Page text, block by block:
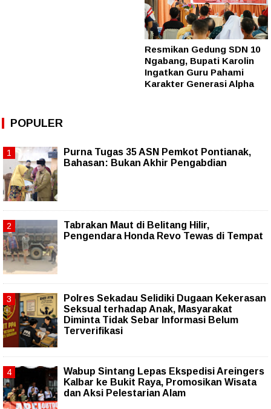
Resmikan Gedung SDN 10
Ngabang, Bupati Karolin
Ingatkan Guru Pahami
Karakter Generasi Alpha
POPULER
Purna Tugas 35 ASN Pemkot Pontianak,
Bahasan: Bukan Akhir Pengabdian
Tabrakan Maut di Belitang Hilir,
Pengendara Honda Revo Tewas di Tempat
Polres Sekadau Selidiki Dugaan Kekerasan
Seksual terhadap Anak, Masyarakat
Diminta Tidak Sebar Informasi Belum
Terverifikasi
Wabup Sintang Lepas Ekspedisi Areingers
Kalbar ke Bukit Raya, Promosikan Wisata
dan Aksi Pelestarian Alam